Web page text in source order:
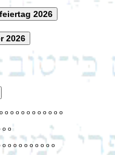
2026
2026
o o o o o o o o o o o o
o o
o o o o o o o o o o